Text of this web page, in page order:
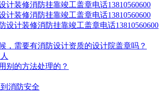
装修消防挂靠竣工盖章电话13810560600
装修消防挂靠竣工盖章电话13810560600
计装修消防挂靠竣工盖章电话13810560600
，需要有消防设计资质的设计院盖章吗？
别的方法处理的？
消防安全